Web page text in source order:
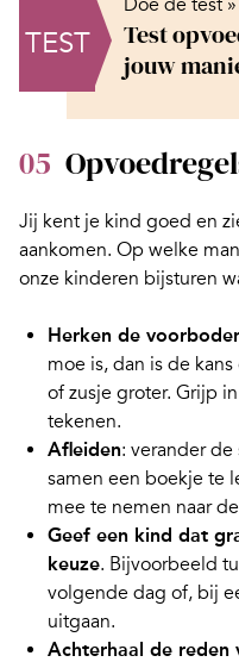
TEST
Doe de test »
Test
jouw
05
Jij kent je kind goed en
aankomen. Op welke
onze kinderen bijsturen
Herken de
moe is, dan is de
of zusje groter. Grijp
tekenen.
Afleiden: verander
samen een boekje te
mee te nemen naar
Geef een kind dat
keuze. Bijvoorbeeld
volgende dag of, bij
uitgaan.
Achterhaal de reden